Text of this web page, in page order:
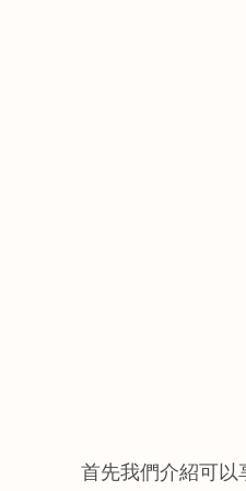
首先我們介紹可以